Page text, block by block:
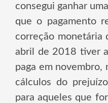
consegui ganhar
que o pagamento
correção monetária
abril de 2018 tiver
paga em novembro,
cálculos do
para aqueles que